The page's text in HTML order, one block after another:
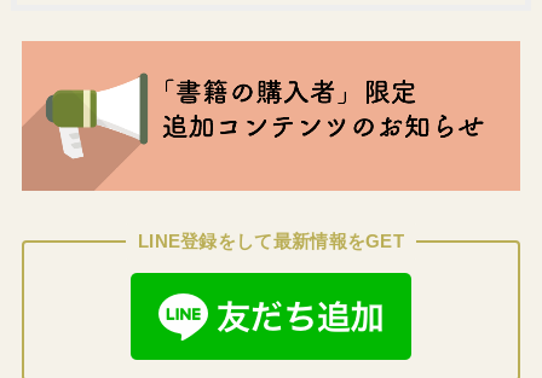
LINE登録をして最新情報をGET